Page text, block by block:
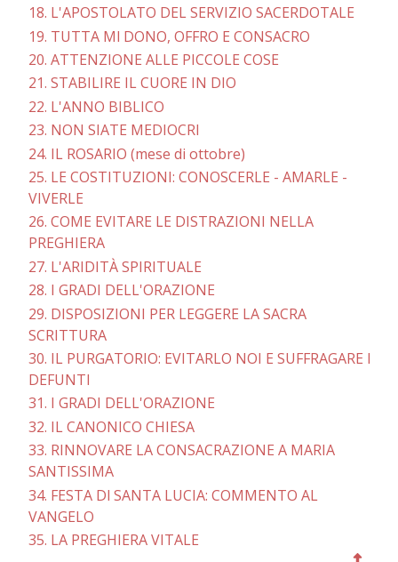
18. L'APOSTOLATO DEL SERVIZIO SACERDOTALE
19. TUTTA Ml DONO, OFFRO E CONSACRO
20. ATTENZIONE ALLE PICCOLE COSE
21. STABILIRE IL CUORE IN DIO
22. L'ANNO BIBLICO
23. NON SIATE MEDIOCRI
24. IL ROSARIO (mese di ottobre)
25. LE COSTITUZIONI: CONOSCERLE - AMARLE -
VIVERLE
26. COME EVITARE LE DISTRAZIONI NELLA
PREGHIERA
27. L'ARIDITÀ SPIRITUALE
28. I GRADI DELL'ORAZIONE
29. DISPOSIZIONI PER LEGGERE LA SACRA
SCRITTURA
30. IL PURGATORIO: EVITARLO NOI E SUFFRAGARE I
DEFUNTI
31. I GRADI DELL'ORAZIONE
32. IL CANONICO CHIESA
33. RINNOVARE LA CONSACRAZIONE A MARIA
SANTISSIMA
34. FESTA Dl SANTA LUCIA: COMMENTO AL
VANGELO
35. LA PREGHIERA VITALE